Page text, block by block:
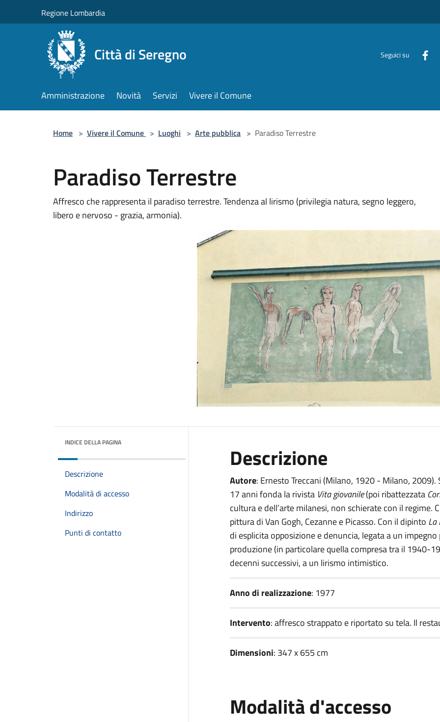
Regione Lombardia
Città di Seregno Seguici su
Amministrazione Novità Servizi Vivere il Comune
Home > Vivere il Comune > Luoghi > Arte pubblica > Paradiso Terrestre
Paradiso Terrestre
Affresco che rappresenta il paradiso terrestre. Tendenza al lirismo (privilegia natura, segno leggero,
libero e nervoso - grazia, armonia).
INDICE DELLA PAGINA
Descrizione
Modalità di accesso
Indirizzo
Punti di contatto
Descrizione
Autore: Ernesto Treccani (Milano, 1920 - Milano,
17 anni fonda la rivista Vita giovanile(poi ribattezzata
cultura e dell’arte milanesi, non schierate con il regime.
pittura di Van Gogh, Cezanne e Picasso. Con il dipinto La
di esplicita opposizione e denuncia, legata a un
produzione (in particolare quella compresa tra il 1940-
decenni successivi, a un lirismo intimistico.
Anno di realizzazione: 1977
Intervento: affresco strappato e riportato su tela. Il
Dimensioni: 347 x 655 cm
Modalità d'accesso